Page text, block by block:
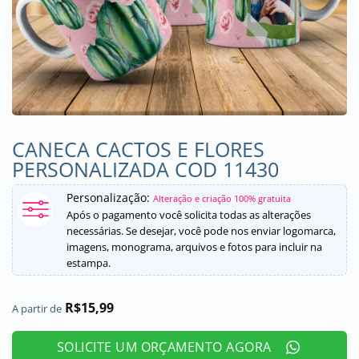
CANECA CACTOS E FLORES
PERSONALIZADA COD 11430
Personalização: Alteração e criação 100% gratuita
Após o pagamento você solicita todas as alterações
necessárias. Se desejar, você pode nos enviar logomarca,
imagens, monograma, arquivos e fotos para incluir na
estampa.
A partir de R$15,99
SOLICITE UM ORÇAMENTO AGORA